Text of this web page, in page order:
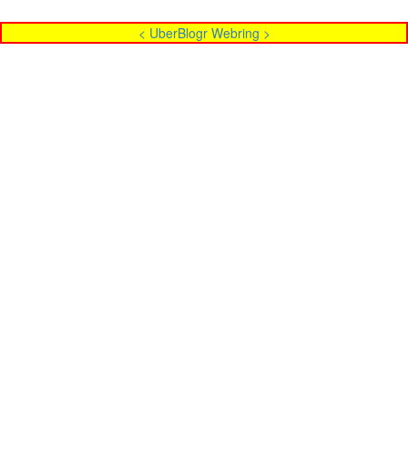
< UberBlogr Webring >